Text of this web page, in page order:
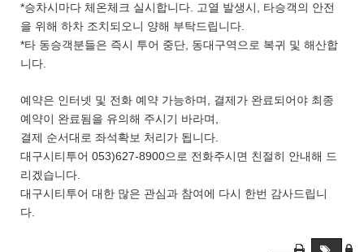
*승차시마다 체온체크 실시합니다. 고열 발생시, 타승객의 안전
을 위해 하차 조치되오니 양해 부탁드립니다.
*타 동승객분들은 즉시 투어 중단, 동대구역으로 복귀 및 해산합
니다.
예약은 인터넷 및 전화 예약 가능하며, 결제가 완료되어야 최종
예약이 완료됨을 유의해 주시기 바라며,
결제 순서대로 좌석확보 처리가 됩니다.
대구시티투어 053)627-8900으로 전화주시면 친절히 안내해 드
리겠습니다.
대구시티투어 대한 많은 관심과 참여에 다시 한번 감사드립니
다.